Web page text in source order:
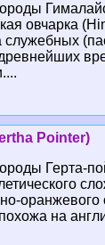
овчарка
служебных
Pointer)
Герта-
оранжевого
на